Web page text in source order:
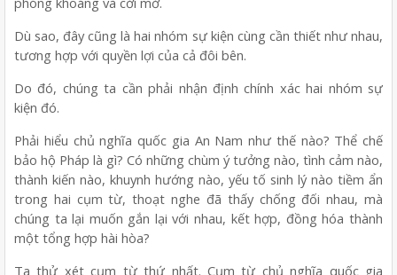
Dù sao, đây cũng là hai nhóm sự kiện cùng cần thiết như nhau,
tương hợp với quyền lợi của cả đôi bên.
Do đó, chúng ta cần phải nhận định chính xác hai nhóm sự
kiện đó.
Phải hiểu chủ nghĩa quốc gia An Nam như thế nào? Thể chế
bảo hộ Pháp là gì? Có những chùm ý tưởng nào, tình cảm nào,
thành kiến nào, khuynh hướng nào, yếu tố sinh lý nào tiềm ẩn
trong hai cụm từ, thoạt nghe đã thấy chống đối nhau, mà
chúng ta lại muốn gắn lại với nhau, kết hợp, đồng hóa thành
một tổng hợp hài hòa?
Ta thử xét cụm từ thứ nhất. Cụm từ chủ nghĩa quốc gia